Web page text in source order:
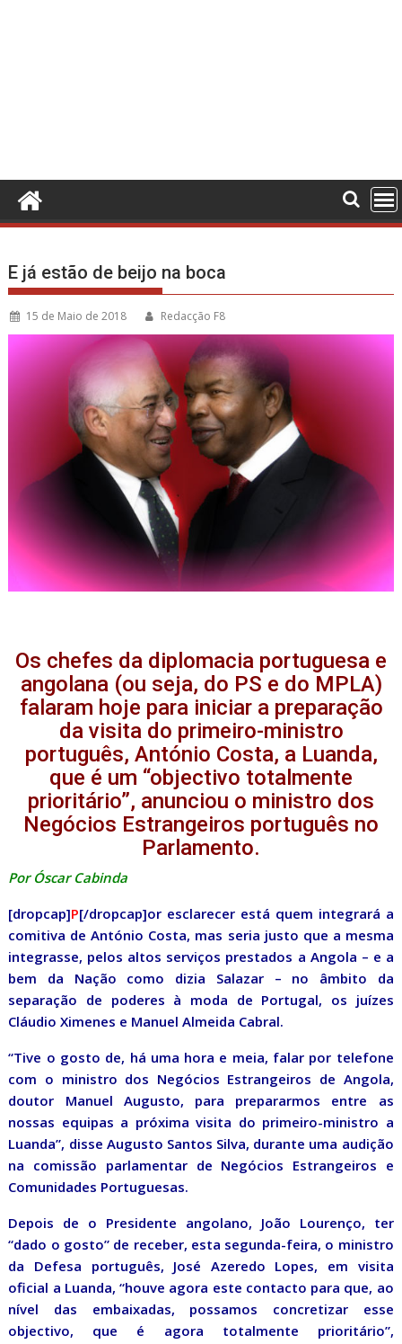
E já estão de beijo na boca
15 de Maio de 2018 Redacção F8
Os chefes da diplomacia portuguesa e
angolana (ou seja, do PS e do MPLA)
falaram hoje para iniciar a preparação
da visita do primeiro-ministro
português, António Costa, a Luanda,
que é um “objectivo totalmente
prioritário”, anunciou o ministro dos
Negócios Estrangeiros português no
Parlamento.
Por Óscar Cabinda
[dropcap]P[/dropcap]or esclarecer está quem integrará a
comitiva de António Costa, mas seria justo que a mesma
integrasse, pelos altos serviços prestados a Angola – e a
bem da Nação como dizia Salazar – no âmbito da
separação de poderes à moda de Portugal, os juízes
Cláudio Ximenes e Manuel Almeida Cabral.
“Tive o gosto de, há uma hora e meia, falar por telefone
com o ministro dos Negócios Estrangeiros de Angola,
doutor Manuel Augusto, para prepararmos entre as
nossas equipas a próxima visita do primeiro-ministro a
Luanda”, disse Augusto Santos Silva, durante uma audição
na comissão parlamentar de Negócios Estrangeiros e
Comunidades Portuguesas.
Depois de o Presidente angolano, João Lourenço, ter
“dado o gosto” de receber, esta segunda-feira, o ministro
da Defesa português, José Azeredo Lopes, em visita
oficial a Luanda, “houve agora este contacto para que, ao
nível das embaixadas, possamos concretizar esse
objectivo, que é agora totalmente prioritário”,